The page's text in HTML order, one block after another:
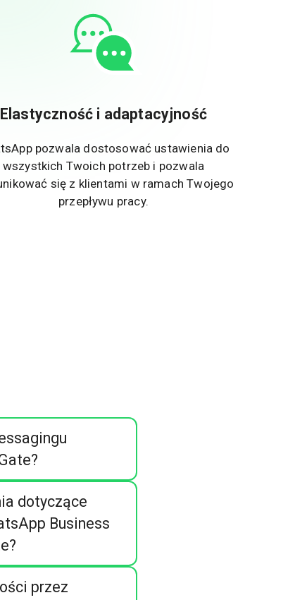
Elastyczność i adaptacyjność
pozwala dostosować ustawienia do
wszystkich Twoich potrzeb i pozwala
się z klientami w ramach Twojego
przepływu pracy.
dotyczące
Business
przez